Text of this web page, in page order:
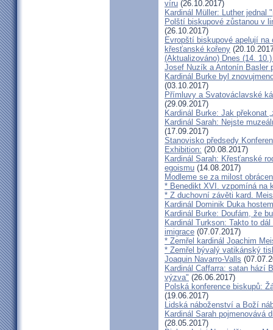
víru (26.10.2017)
Kardinál Müller: Luther jednal
Polští biskupové zůstanou v
(26.10.2017)
Evropští biskupové apelují
křesťanské kořeny
(Aktualizováno) Dnes (14.
Josef Nuzík a Antonín Basler
Kardinál Burke byl
(03.10.2017)
Přímluvy a Svatováclavské
(29.09.2017)
Kardinál Burke: Jak překonat
Kardinál Sarah: Nejste
(17.09.2017)
Stanovisko předsedy
Exhibition: (20.08.2017)
Kardinál Sarah: Křesťanské
egoismu (14.08.2017)
Modleme se za milost
* Benedikt XVI. vzpomíná na
* Z duchovní závěti kard.
Kardinál Dominik Duka
Kardinál Burke: Doufám, že
Kardinál Turkson: Takto to
imigrace (07.07.2017)
* Zemřel kardinál Joachim
* Zemřel bývalý vatikánský
Joaquin Navarro-Valls
Kardinál Caffarra: satan hází
výzva" (26.06.2017)
Polská konference biskupů:
(19.06.2017)
Lidská náboženství a Boží
Kardinál Sarah pojmenovává
(28.05.2017)